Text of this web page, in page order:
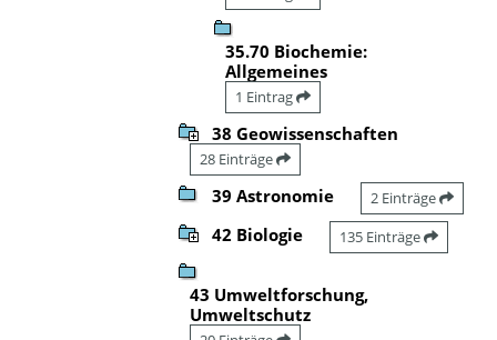
35.70 Biochemie:
Allgemeines
1 Eintrag
38 Geowissenschaften
28 Einträge
39 Astronomie 2 Einträge
42 Biologie 135 Einträge
43 Umweltforschung,
Umweltschutz